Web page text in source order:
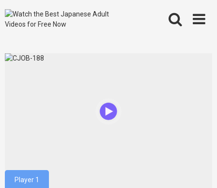
to
content
Player 1